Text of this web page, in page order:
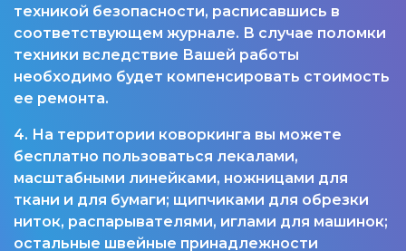
техникой безопасности, расписавшись в
соответствующем журнале. В случае поломки
техники вследствие Вашей работы
необходимо будет компенсировать стоимость
ее ремонта.
4. На территории коворкинга вы можете
бесплатно пользоваться лекалами,
масштабными линейками, ножницами для
ткани и для бумаги; щипчиками для обрезки
ниток, распарывателями, иглами для машинок;
остальные швейные принадлежности